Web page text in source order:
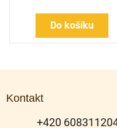
Do košíku
Kontakt
+420